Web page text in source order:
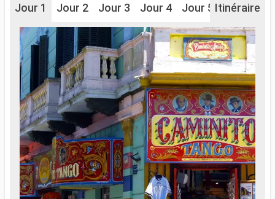
Jour 1 Jour 2 Jour 3 Jour 4 Jour 5 Jour 6
Itinéraire